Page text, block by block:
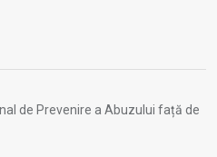
de Prevenire a Abuzului față de